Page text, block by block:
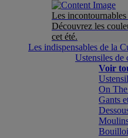
Les incontournables
Découvrez les
cet été.
Les indispensables de la
Ustensiles de
Voir
On
Gants